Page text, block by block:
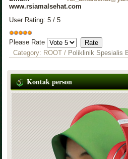
www.rsiamalsehat.com
User Rating:5 /5
Please Rate
Category: ROOT / Poliklinik Spesialis
Kontak person